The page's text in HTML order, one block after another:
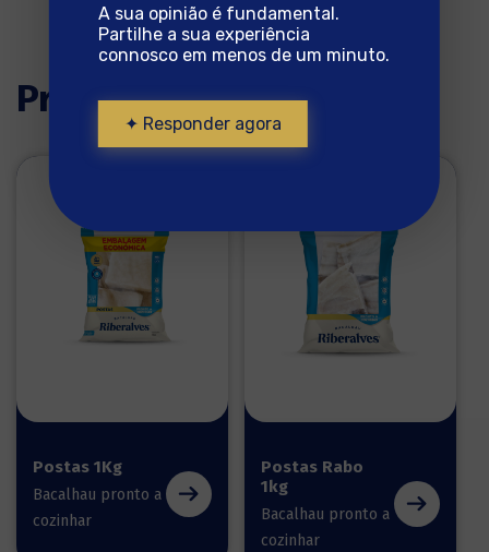
Produtos utilizados
Postas 1Kg
Bacalhau pronto a
cozinhar
Postas Rabo
1kg
Bacalhau pronto a
cozinhar
A sua opinião é fundamental.
Partilhe a sua experiência
connosco em menos de um minuto.
✦ Responder agora